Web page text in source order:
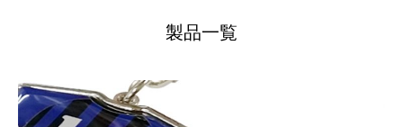
製品一覧